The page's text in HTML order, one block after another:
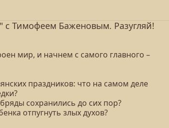
с Тимофеем Баженовым. Разугляй!
мир, и начнем с самого главного –
праздников: что на самом деле
сохранились до сих пор?
отпугнуть злых духов?